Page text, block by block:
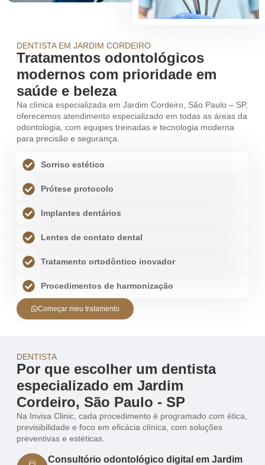
DENTISTA EM JARDIM CORDEIRO
Tratamentos odontológicos
modernos com prioridade em
saúde e beleza
Na clínica especializada em Jardim Cordeiro, São Paulo – SP,
oferecemos atendimento especializado em todas as áreas da
odontologia, com equipes treinadas e tecnologia moderna
para precisão e segurança.
Sorriso estético
Prótese protocolo
Implantes dentários
Lentes de contato dental
Tratamento ortodôntico inovador
Procedimentos de harmonização
Começar meu tratamento
DENTISTA
Por que escolher um dentista
especializado em Jardim
Cordeiro, São Paulo - SP
Na Invisa Clinic, cada procedimento é programado com ética,
previsibilidade e foco em eficácia clínica, com soluções
preventivas e estéticas.
Consultório odontológico digital em Jardim